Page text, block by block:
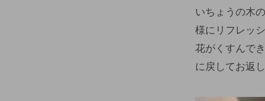
いちょうの木
様にリフレッ
花がくすんで
に戻してお返